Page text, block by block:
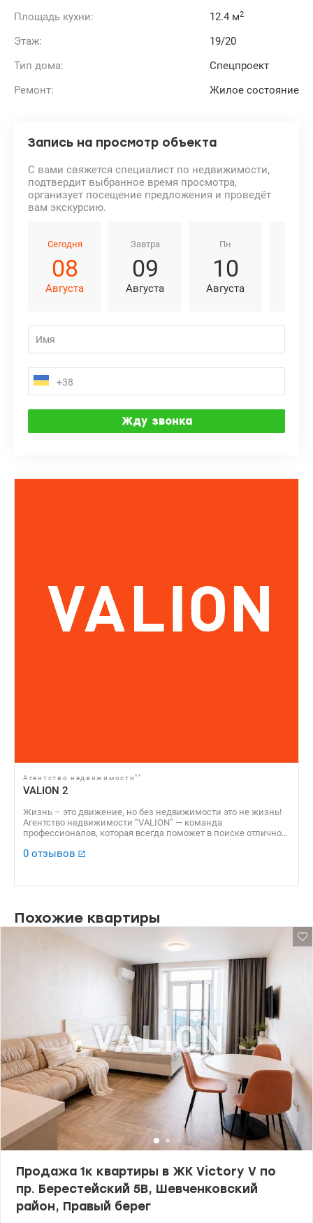
Площадь кухни: 12.4 м2
Этаж:
19/20
Тип дома:
Спецпроект
Ремонт:
Жилое состояние
Запись на просмотр объекта
С вами свяжется специалист по недвижимости,
подтвердит выбранное время просмотра,
организует посещение предложения и проведёт
вам экскурсию.
Сегодня
08
Августа
Завтра
09
Августа
Пн
10
Августа
Агентство недвижимости **
VALION 2
Жизнь – это движение, но без недвижимости это не жизнь!
Агентство недвижимости “VALION” — команда
профессионалов, которая всегда поможет в поиске отличного
Вашу недвижимость по самой выгодной стоимости!
0 отзывов
Похожие квартиры
Продажа 1к квартиры в ЖК Victоry V по
пр. Берестейский 5В, Шевченковский
район, Правый берег